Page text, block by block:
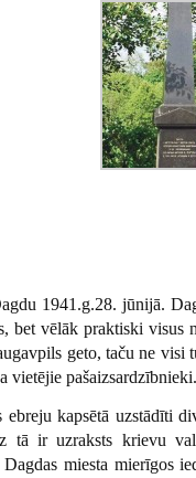
1941.g.28. jūnijā.
bet vēlāk praktiski visus
geto, taču ne
vietējie pašaizsardzībnieki.
ebreju kapsētā uzstādīti
tā ir uzraksts krievu
miesta mierīgos